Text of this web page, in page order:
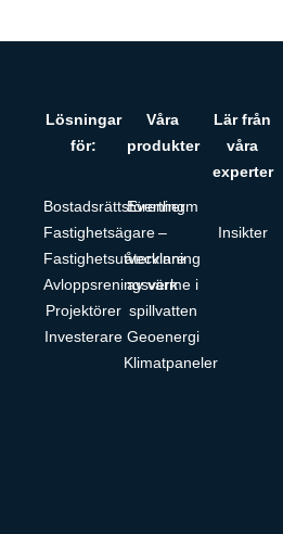
Lösningar
för:
Bostadsrättsförening
Fastighetsägare
Fastighetsutvecklare
Avloppsreningsverk
Projektörer
Investerare
Våra
produkter
Evertherm
–
återvinning
av värme i
spillvatten
Geoenergi
Klimatpaneler
Lär från
våra
experter
Insikter